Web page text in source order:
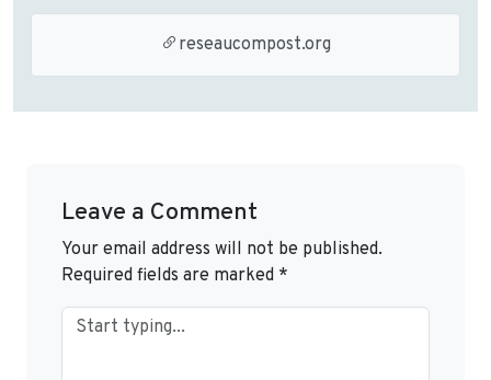
reseaucompost.org
Leave a Comment
Your email address will not be published.
Required fields are marked *